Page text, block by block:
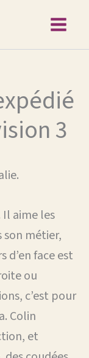
3
aime les
métier,
d’en face est
ou
c’est pour
Colin
et